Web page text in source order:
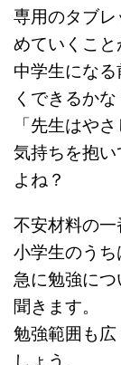
専用のタブ
めていくこと
中学生にな
くできるか
「先生はや
気持ちを抱
よね？
不安材料の一
小学生のう
急に勉強につ
聞きます。
勉強範囲も
しょう。